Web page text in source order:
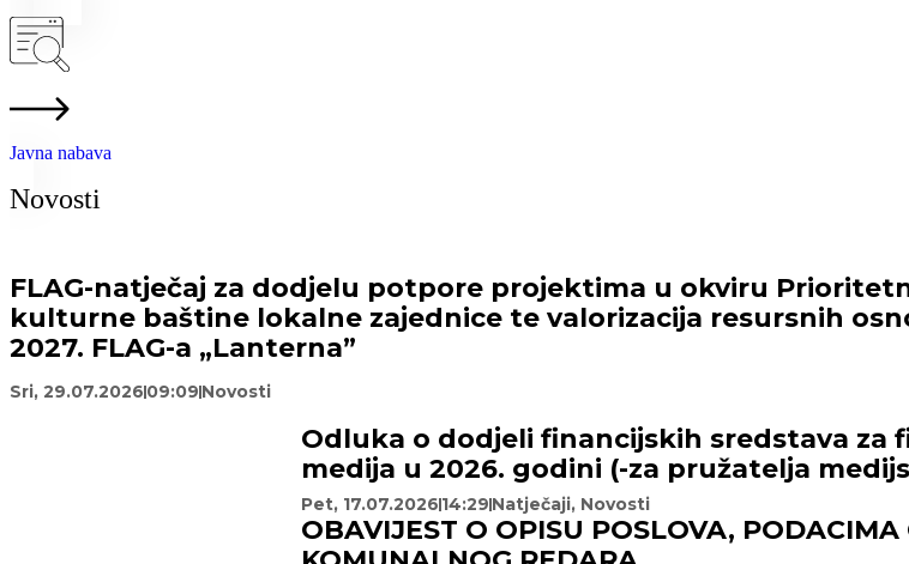
Javna nabava
Novosti
FLAG-natječaj za dodjelu potpore projektima u okviru
kulturne baštine lokalne zajednice te valorizacija resursnih
2027. FLAG-a „Lanterna”
Sri, 29.07.2026 09:09 Novosti
Odluka o dodjeli financijskih sredstava
medija u 2026. godini (-za pružatelja
Pet, 17.07.2026 14:29 Natječaji, Novosti
OBAVIJEST O OPISU POSLOVA,